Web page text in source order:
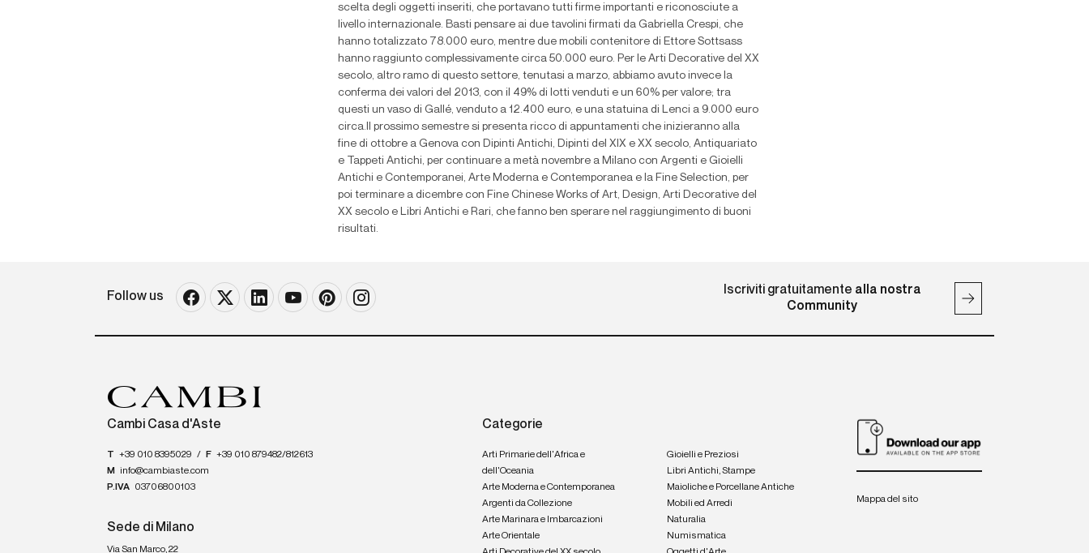
scelta degli oggetti inseriti, che portavano tutti firme importanti e riconosciute a
livello internazionale. Basti pensare ai due tavolini firmati da Gabriella Crespi, che
hanno totalizzato 78.000 euro, mentre due mobili contenitore di Ettore Sottsass
hanno raggiunto complessivamente circa 50.000 euro. Per le Arti Decorative del XX
secolo, altro ramo di questo settore, tenutasi a marzo, abbiamo avuto invece la
conferma dei valori del 2013, con il 49% di lotti venduti e un 60% per valore; tra
questi un vaso di Gallé, venduto a 12.400 euro, e una statuina di Lenci a 9.000 euro
circa.Il prossimo semestre si presenta ricco di appuntamenti che inizieranno alla
fine di ottobre a Genova con Dipinti Antichi, Dipinti del XIX e XX secolo, Antiquariato
e Tappeti Antichi, per continuare a metà novembre a Milano con Argenti e Gioielli
Antichi e Contemporanei, Arte Moderna e Contemporanea e la Fine Selection, per
poi terminare a dicembre con Fine Chinese Works of Art, Design, Arti Decorative del
XX secolo e Libri Antichi e Rari, che fanno ben sperare nel raggiungimento di buoni
risultati.
Follow us Iscriviti gratuitamente alla nostra
Community
Cambi Casa d'Aste
T +39 010 8395029 / F +39 010 879482/812613
M
info@cambiaste.com
P.IVA 03706800103
Sede di Milano
Via San Marco, 22
Categorie
Arti Primarie dell'Africa e
dell'Oceania
Arte Moderna e Contemporanea
Argenti da Collezione
Arte Marinara e Imbarcazioni
Arte Orientale
Gioielli e Preziosi
Libri Antichi, Stampe
Maioliche e Porcellane Antiche
Mobili ed Arredi
Naturalia
Numismatica
Mappa del sito